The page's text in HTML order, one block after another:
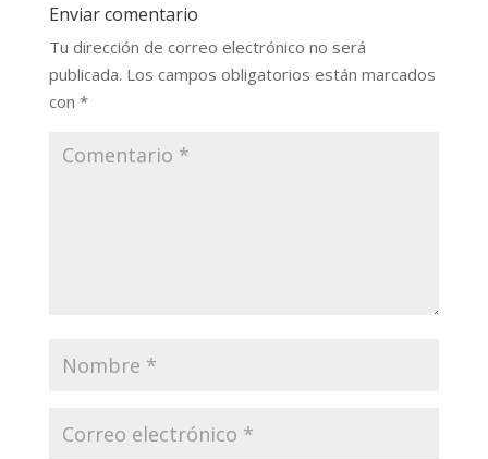
Enviar comentario
Tu dirección de correo electrónico no será
publicada. Los campos obligatorios están marcados
con *